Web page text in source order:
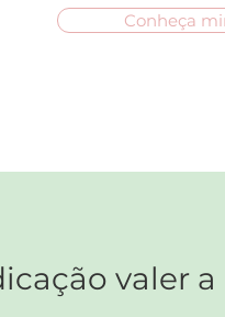
Conheça
valer a